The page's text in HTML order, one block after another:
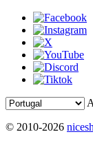
© 2010-2026